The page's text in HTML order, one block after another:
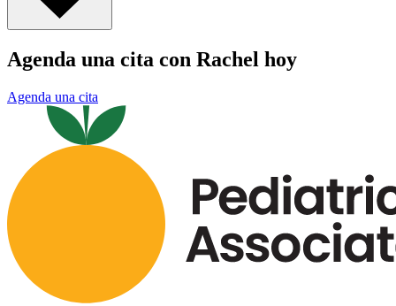
Agenda una cita con Rachel hoy
Agenda una cita